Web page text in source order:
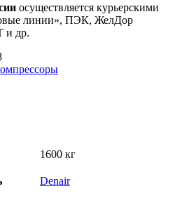
осуществляется курьерскими
линии», ПЭК, ЖелДор
и др.
1600 кг
Denair